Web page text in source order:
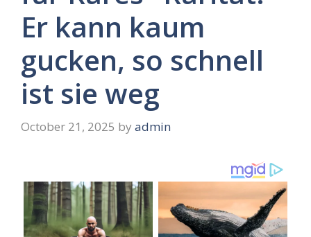
Er kann kaum
gucken, so schnell
ist sie weg
October 21, 2025 by admin